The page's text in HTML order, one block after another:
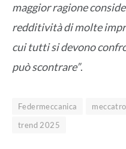
maggior ragione
redditività di molte
cui tutti si devono
può scontrare”.
Federmeccanica
trend 2025